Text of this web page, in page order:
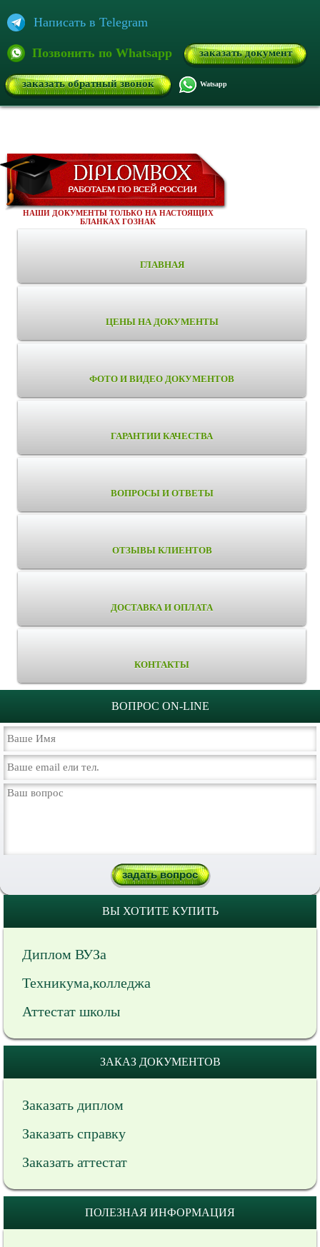
Написать в Telegram
Позвонить по Whatsapp заказать документ
заказать обратный звонок Watsapp
НАШИ ДОКУМЕНТЫ ТОЛЬКО НА НАСТОЯЩИХ
БЛАНКАХ ГОЗНАК
ГЛАВНАЯ
ЦЕНЫ НА ДОКУМЕНТЫ
ФОТО И ВИДЕО ДОКУМЕНТОВ
ГАРАНТИИ КАЧЕСТВА
ВОПРОСЫ И ОТВЕТЫ
ОТЗЫВЫ КЛИЕНТОВ
ДОСТАВКА И ОПЛАТА
КОНТАКТЫ
ВОПРОС ON-LINE
ВЫ ХОТИТЕ КУПИТЬ
Диплом ВУЗа
Техникума,колледжа
Аттестат школы
ЗАКАЗ ДОКУМЕНТОВ
Заказать диплом
Заказать справку
Заказать аттестат
ПОЛЕЗНАЯ ИНФОРМАЦИЯ